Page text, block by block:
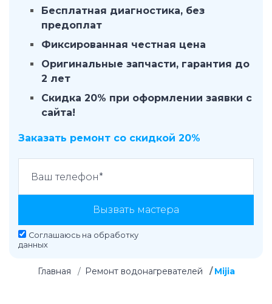
Бесплатная диагностика, без
предоплат
Фиксированная честная цена
Оригинальные запчасти, гарантия до
2 лет
Скидка 20% при оформлении заявки с
сайта!
Заказать ремонт со скидкой 20%
Вызвать мастера
Соглашаюсь на обработку
данных
Главная Ремонт водонагревателей Mijia